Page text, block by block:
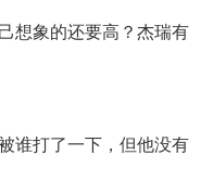
想象的还要高？杰瑞有
谁打了一下，但他没有